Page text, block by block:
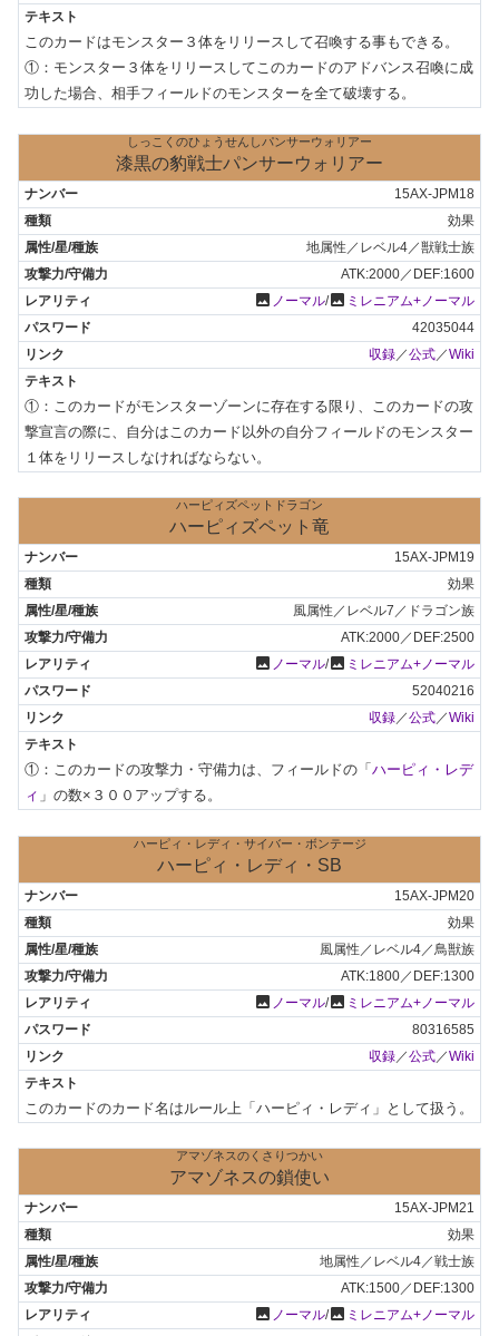
このカードはモンスター３体をリリースして召喚する事もできる。
①：モンスター３体をリリースしてこのカードのアドバンス召喚に成
功した場合、相手フィールドのモンスターを全て破壊する。
しっこくのひょうせんしパンサーウォリアー
漆黒の豹戦士パンサーウォリアー
15AX-JPM18
効果
地属性／レベル4／獣戦士族
ATK:2000／DEF:1600
photo ノーマル/photo ミレニアム+ノーマル
42035044
収録 ／公式 ／Wiki
①：このカードがモンスターゾーンに存在する限り、このカードの攻
撃宣言の際に、自分はこのカード以外の自分フィールドのモンスター
１体をリリースしなければならない。
ハーピィズペットドラゴン
ハーピィズペット竜
15AX-JPM19
効果
風属性／レベル7／ドラゴン族
ATK:2000／DEF:2500
photo ノーマル/photo ミレニアム+ノーマル
52040216
収録／公式／Wiki
①：このカードの攻撃力・守備力は、フィールドの「 ハーピィ・レデ
ィ 」の数×３００アップする。
ハーピィ・レディ・サイバー・ボンテージ
ハーピィ・レディ・SB
15AX-JPM20
効果
風属性／レベル4／鳥獣族
ATK:1800／DEF:1300
photo ノーマル/photo ミレニアム+ノーマル
80316585
収録 ／公式 ／Wiki
このカードのカード名はルール上「ハーピィ・レディ」として扱う。
アマゾネスのくさりつかい
アマゾネスの鎖使い
15AX-JPM21
効果
地属性／レベル4／戦士族
ATK:1500／DEF:1300
photo ノーマル/photo ミレニアム+ノーマル